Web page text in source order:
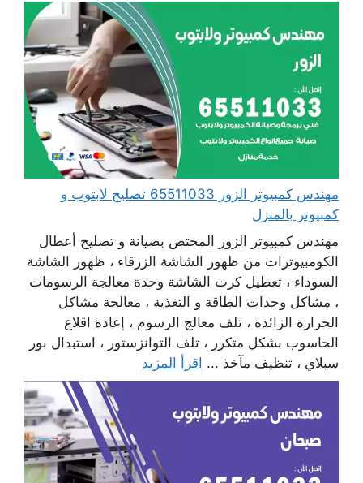
مهندس كمبيوتر الزور 65511033 تصليح لابتوب و
كمبيوتر بالمنزل
مهندس كمبيوتر الزور المختص بصيانة و تصليح أعطال
الكومبيوترات من ظهور الشاشة الزرقاء ، ظهور الشاشة
السوداء ، تعطيل كرت الشاشة وحدة معالجة الرسومات
، مشاكل وحدات الطاقة و التغذية ، معالجة مشاكل
الحرارة الزائدة ، تلف معالج الرسوم ، إعادة اقلاع
الحاسوب بشكل متكرر ، تلف التوانزستور ، استبدال بور
سبلاي ، تنظيف مآخذ ... اقرأ المزيد